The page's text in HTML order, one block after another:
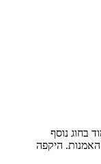
בחוג נוסף
האמנות. היקפה